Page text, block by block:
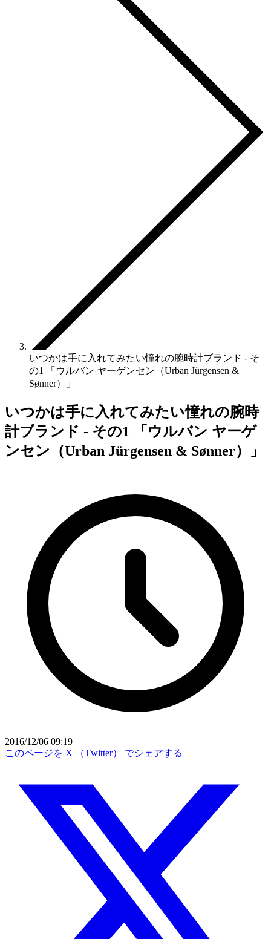
いつかは手に入れてみたい憧れの腕時計ブランド - そ
の1 「ウルバン ヤーゲンセン（Urban Jürgensen &
Sønner）」
いつかは手に入れてみたい憧れの腕時
計ブランド - その1 「ウルバン ヤーゲ
ンセン（Urban Jürgensen & Sønner）」
2016/12/06 09:19
このページを X （Twitter） でシェアする